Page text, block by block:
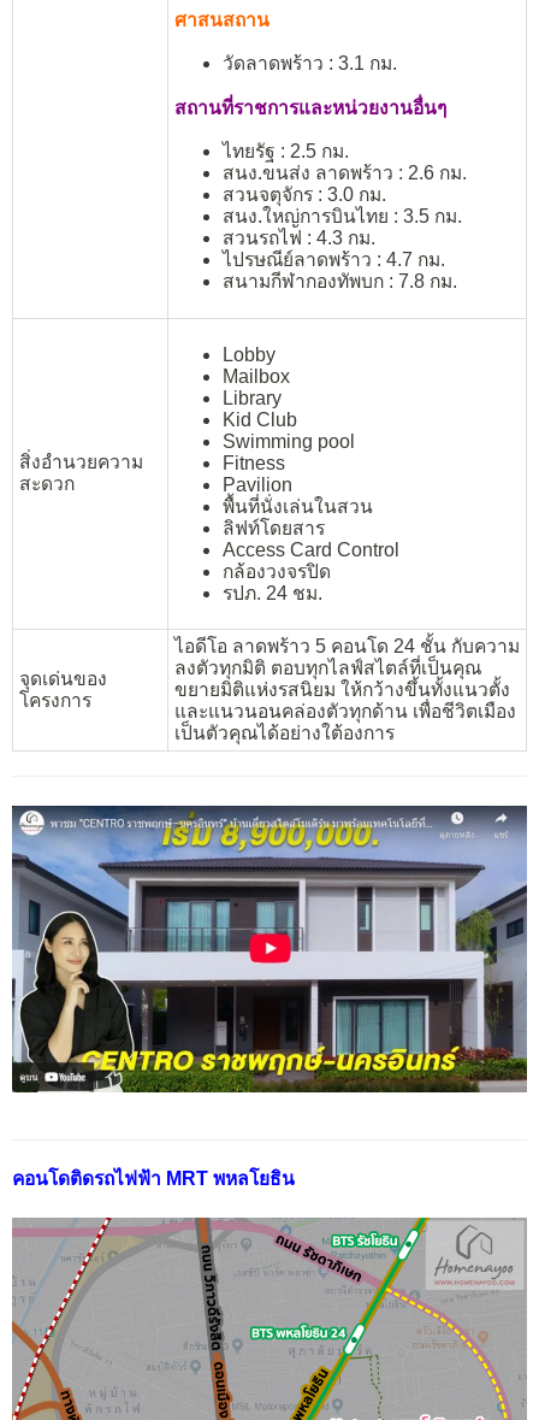
ศาสนสถาน
วัดลาดพร้าว : 3.1 กม.
สถานที่ราชการและหน่วยงานอื่นๆ
ไทยรัฐ : 2.5 กม.
สนง.ขนส่ง ลาดพร้าว : 2.6 กม.
สวนจตุจักร : 3.0 กม.
สนง.ใหญ่การบินไทย : 3.5 กม.
สวนรถไฟ : 4.3 กม.
ไปรษณีย์ลาดพร้าว : 4.7 กม.
สนามกีฬากองทัพบก : 7.8 กม.
สิ่งอำนวยความ
สะดวก
Lobby
Mailbox
Library
Kid Club
Swimming pool
Fitness
Pavilion
พื้นที่นั่งเล่นในสวน
ลิฟท์โดยสาร
Access Card Control
กล้องวงจรปิด
รปภ. 24 ชม.
จุดเด่นของ
โครงการ
ไอดีโอ ลาดพร้าว 5 คอนโด 24 ชั้น กับความ
ลงตัวทุกมิติ ตอบทุกไลฟ์สไตล์ที่เป็นคุณ
ขยายมิติแห่งรสนิยม ให้กว้างขึ้นทั้งแนวตั้ง
และแนวนอนคล่องตัวทุกด้าน เพื่อชีวิตเมือง
เป็นตัวคุณได้อย่างใต้องการ
คอนโดติดรถไฟฟ้า MRT พหลโยธิน